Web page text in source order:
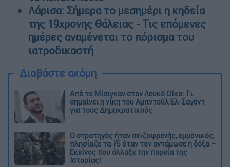
Λάρισα: Σήμερα το μεσημέρι η κηδεία
της 19χρονης Θάλειας - Τις επόμενες
ημέρες αναμένεται το πόρισμα του
ιατροδικαστή
Διαβάστε ακόμη
Από το Μίσιγκαν στον Λευκό Οίκο: Τι
σημαίνει η νίκη του Αμπντούλ Ελ-Σαγέντ
για τους Δημοκρατικούς
O στρατηγός ήταν σχιζοφρενής, εμμονικός,
πλησίαζε τα 75 όταν τον αντάμωσε η δόξα –
Εκείνος που άλλαξε την πορεία της
Ιστορίας!